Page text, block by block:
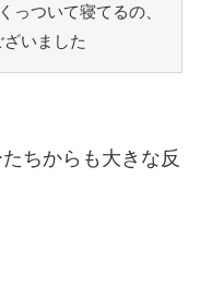
っついて寝てるの、
いました
ちからも大きな反